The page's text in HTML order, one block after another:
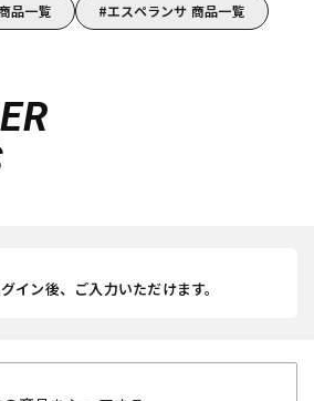
品一覧
エスペランサ 商品一覧
イン後、ご入力いただけます。